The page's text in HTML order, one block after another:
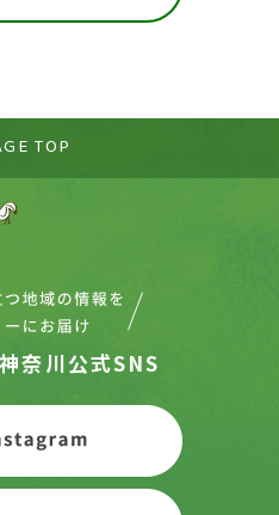
TOP
奈川公式SNS